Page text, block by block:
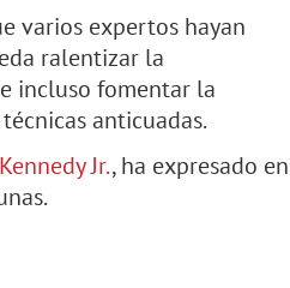
varios expertos hayan
ralentizar la
incluso fomentar la
anticuadas.
Jr., ha expresado en